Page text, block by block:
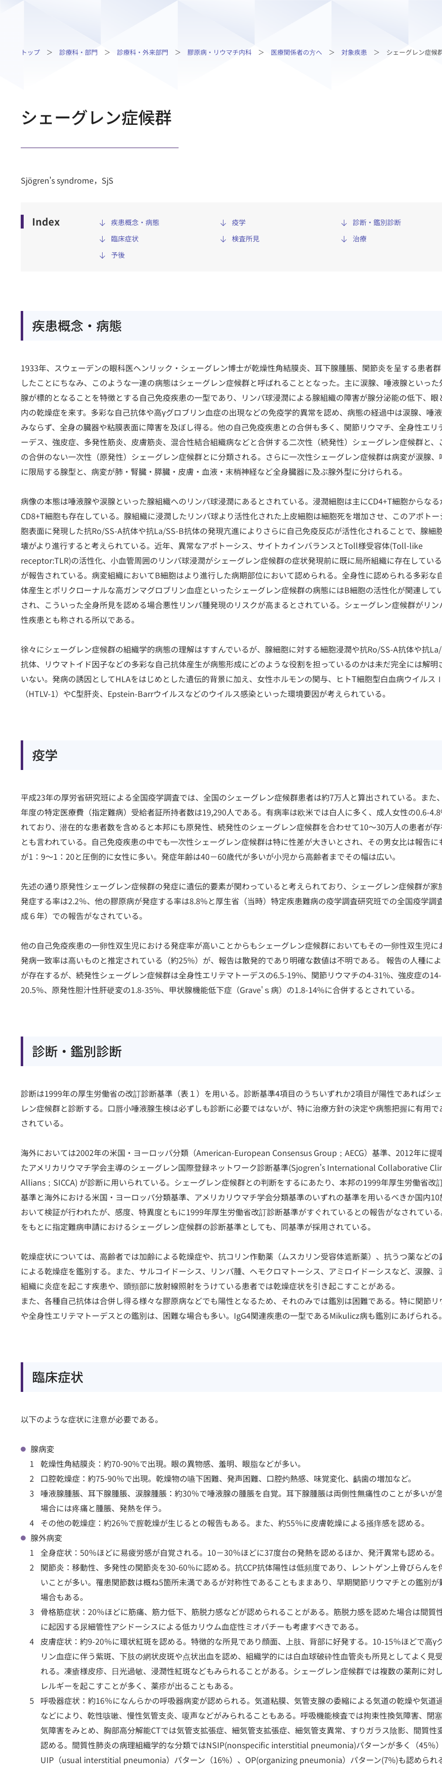
トップ 診療科・部門 診療科・外来部門 膠原病・リウマチ内科 医療関係者の⽅へ 対象疾患 シェーグレン症候
シェーグレン症候群
Sjögren's syndrome，SjS
Index 疾患概念・病態 疫学
診断・鑑別診断
臨床症状
検査所見
治療
予後
疾患概念・病態
1933年、スウェーデンの眼科医ヘンリック・シェーグレン博士が乾燥性角結膜炎、耳下腺腫脹、関節炎を呈する患者
したことにちなみ、このような一連の病態はシェーグレン症候群と呼ばれることとなった。主に涙腺、唾液腺といった
腺が標的となることを特徴とする自己免疫疾患の一型であり、リンパ球浸潤による腺組織の障害が腺分泌能の低下、眼
内の乾燥症を来す。多彩な自己抗体や高γグロブリン血症の出現などの免疫学的異常を認め、病態の経過中は涙腺、唾
みならず、全身の臓器や粘膜表面に障害を及ぼし得る。他の自己免疫疾患との合併も多く、関節リウマチ、全身性エリ
ーデス、強皮症、多発性筋炎、皮膚筋炎、混合性結合組織病などと合併する二次性（続発性）シェーグレン症候群と、
の合併のない一次性（原発性）シェーグレン症候群とに分類される。さらに一次性シェーグレン症候群は病変が涙腺、
に限局する腺型と、病変が肺・腎臓・膵臓・皮膚・血液・末梢神経など全身臓器に及ぶ腺外型に分けられる。
病像の本態は唾液腺や涙腺といった腺組織へのリンパ球浸潤にあるとされている。浸潤細胞は主にCD4+T細胞からなる
CD8+T細胞も存在している。腺組織に浸潤したリンパ球より活性化された上皮細胞は細胞死を増加させ、このアポト
胞表面に発現した抗Ro/SS-A抗体や抗La/SS-B抗体の発現亢進によりさらに自己免疫反応が活性化されることで、腺細
壊がより進行すると考えられている。近年、異常なアポトーシス、サイトカインバランスとToll様受容体(Toll-like
receptor:TLR)の活性化、小血管周囲のリンパ球浸潤がシェーグレン症候群の症状発現前に既に局所組織に存在してい
が報告されている。病変組織においてB細胞はより進行した病期部位において認められる。全身性に認められる多彩な
体産生とポリクローナルな高ガンマグロブリン血症といったシェーグレン症候群の病態にはB細胞の活性化が関連して
され、こういった全身所見を認める場合悪性リンパ腫発現のリスクが高まるとされている。シェーグレン症候群がリン
性疾患とも称される所以である。
徐々にシェーグレン症候群の組織学的病態の理解はすすんでいるが、腺細胞に対する細胞浸潤や抗Ro/SS-A抗体や抗
抗体、リウマトイド因子などの多彩な自己抗体産生が病態形成にどのような役割を担っているのかは未だ完全には解明
いない。発病の誘因としてHLAをはじめとした遺伝的背景に加え、女性ホルモンの関与、ヒトT細胞型白血病ウイルス
（HTLV-1）やC型肝炎、Epstein-Barrウイルスなどのウイルス感染といった環境要因が考えられている。
疫学
平成23年の厚労省研究班による全国疫学調査では、全国のシェーグレン症候群患者は約7万人と算出されている。また
年度の特定医療費（指定難病）受給者証所持者数は19,290人である。有病率は欧米では白人に多く、成人女性の0.6-
れており、潜在的な患者数を含めると本邦にも原発性、続発性のシェーグレン症候群を合わせて10～30万人の患者が
とも言われている。自己免疫疾患の中でも一次性シェーグレン症候群は特に性差が大きいとされ、その男女比は報告に
が1：9～1：20と圧倒的に女性に多い。発症年齢は40－60歳代が多いが小児から高齢者までその幅は広い。
先述の通り原発性シェーグレン症候群の発症に遺伝的要素が関わっていると考えられており、シェーグレン症候群が家
発症する率は2.2％、他の膠原病が発症する率は8.8%と厚生省（当時）特定疾患難病の疫学調査研究班での全国疫学調
成６年）での報告がなされている。
他の自己免疫疾患の一卵性双生児における発症率が高いことからもシェーグレン症候群においてもその一卵性双生児に
発病一致率は高いものと推定されている（約25%）が、報告は散発的であり明確な数値は不明である。 報告の人種に
が存在するが、続発性シェーグレン症候群は全身性エリテマトーデスの6.5-19%、関節リウマチの4-31%、強皮症の14-
20.5％、原発性胆汁性肝硬変の1.8-35%、甲状腺機能低下症（Grave'ｓ病）の1.8-14%に合併するとされている。
診断・鑑別診断
診断は1999年の厚生労働省の改訂診断基準（表１）を用いる。診断基準4項目のうちいずれか2項目が陽性であればシ
レン症候群と診断する。口唇小唾液腺生検は必ずしも診断に必要ではないが、特に治療方針の決定や病態把握に有用で
されている。
海外においては2002年の米国・ヨーロッパ分類（American-European Consensus Group；AECG）基準、2012年に提
たアメリカリウマチ学会主導のシェーグレン国際登録ネットワーク診断基準(Sjogren's International Collaborative
Allians；SICCA) が診断に用いられている。シェーグレン症候群との判断をするにあたり、本邦の1999年厚生労働省改
基準と海外における米国・ヨーロッパ分類基準、アメリカリウマチ学会分類基準のいずれの基準を用いるべきか国内
おいて検証が行われたが、感度、特異度ともに1999年厚生労働省改訂診断基準がすぐれているとの報告がなされてい
をもとに指定難病申請におけるシェーグレン症候群の診断基準としても、同基準が採用されている。
乾燥症状については、高齢者では加齢による乾燥症や、抗コリン作動薬（ムスカリン受容体遮断薬）、抗うつ薬などの
による乾燥症を鑑別する。また、サルコイドーシス、リンパ腫、ヘモクロマトーシス、アミロイドーシスなど、涙腺、
組織に炎症を起こす疾患や、頭頸部に放射線照射をうけている患者では乾燥症状を引き起こすことがある。
また、各種自己抗体は合併し得る様々な膠原病などでも陽性となるため、それのみでは鑑別は困難である。特に関節リ
や全身性エリテマトーデスとの鑑別は、困難な場合も多い。IgG4関連疾患の一型であるMikulicz病も鑑別にあげられる
臨床症状
以下のような症状に注意が必要である。
腺病変
乾燥性角結膜炎：約70-90%で出現。眼の異物感、羞明、眼脂などが多い。
口腔乾燥症：約75-90％で出現。乾燥物の嚥下困難、発声困難、口腔灼熱感、味覚変化、齲歯の増加など。
唾液腺腫脹、耳下腺腫脹、涙腺腫脹：約30％で唾液腺の腫脹を自覚。耳下腺腫脹は両側性無痛性のことが多いが
場合には疼痛と腫脹、発熱を伴う。
その他の乾燥症：約26％で膣乾燥が生じるとの報告もある。また、約55％に皮膚乾燥による掻痒感を認める。
腺外病変
全身症状：50％ほどに易疲労感が自覚される。10－30％ほどに37度台の発熱を認めるほか、発汗異常も認める。
関節炎：移動性、多発性の関節炎を30-60％に認める。抗CCP抗体陽性は低頻度であり、レントゲン上骨びらんを
いことが多い。罹患関節数は概ね5箇所未満であるが対称性であることもままあり、早期関節リウマチとの鑑別が
場合もある。
骨格筋症状：20％ほどに筋痛、筋力低下、筋脱力感などが認められることがある。筋脱力感を認めた場合は間質
に起因する尿細管性アシドーシスによる低カリウム血症性ミオパチーも考慮すべきである。
皮膚症状：約9-20％に環状紅斑を認める。特徴的な所見であり顔面、上肢、背部に好発する。10-15％ほどで高γ
リン血症に伴う紫斑、下肢の網状皮斑や点状出血を認め、組織学的には白血球破砕性血管炎も所見としてよく見
れる。凍瘡様皮疹、日光過敏、浸潤性紅斑などもみられることがある。シェーグレン症候群では複数の薬剤に対
レルギーを起こすことが多く、薬疹が出ることもある。
呼吸器症状：約16％になんらかの呼吸器病変が認められる。気道粘膜、気管支腺の委縮による気道の乾燥や気道
などにより、乾性咳嗽、慢性気管支炎、嗄声などがみられることもある。呼吸機能検査では拘束性換気障害、閉
気障害をみとめ、胸部高分解能CTでは気管支拡張症、細気管支拡張症、細気管支異常、すりガラス陰影、間質性
認める。間質性肺炎の病理組織学的な分類ではNSIP(nonspecific interstitial pneumonia)パターンが多く（45％
UIP（usual interstitial pneumonia）パターン（16%）、OP(organizing pneumonia）パターン(7%)も認められ